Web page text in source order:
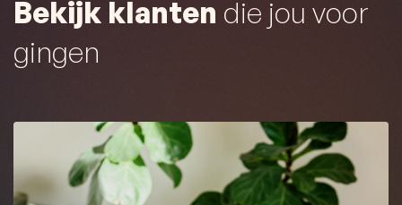
Bekijk klanten die jou voor
gingen